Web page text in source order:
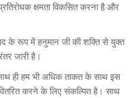
क्षमता विकसित करना है और
के रूप में हनुमान जी की शक्ति से युक्त
जारी है।
ही हम भी अधिक ताकत के साथ इस
करने के लिए संकल्पित है। साथ